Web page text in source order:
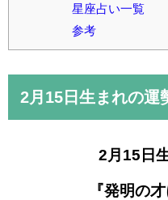
星座占い一覧
参考
2月15日 生まれの運
2月15日
『発明の